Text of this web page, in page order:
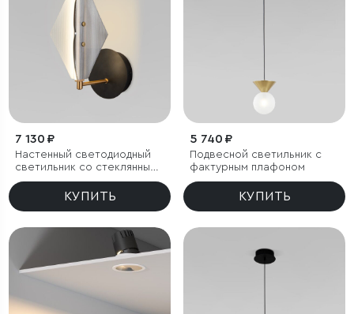
7 130 ₽
Настенный светодиодный
светильник со стеклянным
плафоном
КУПИТЬ
5 740 ₽
Подвесной светильник с
фактурным плафоном
КУПИТЬ